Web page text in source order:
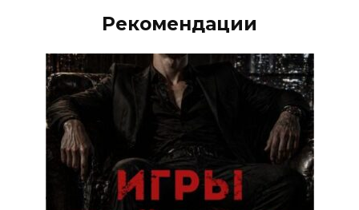
Рекомендации